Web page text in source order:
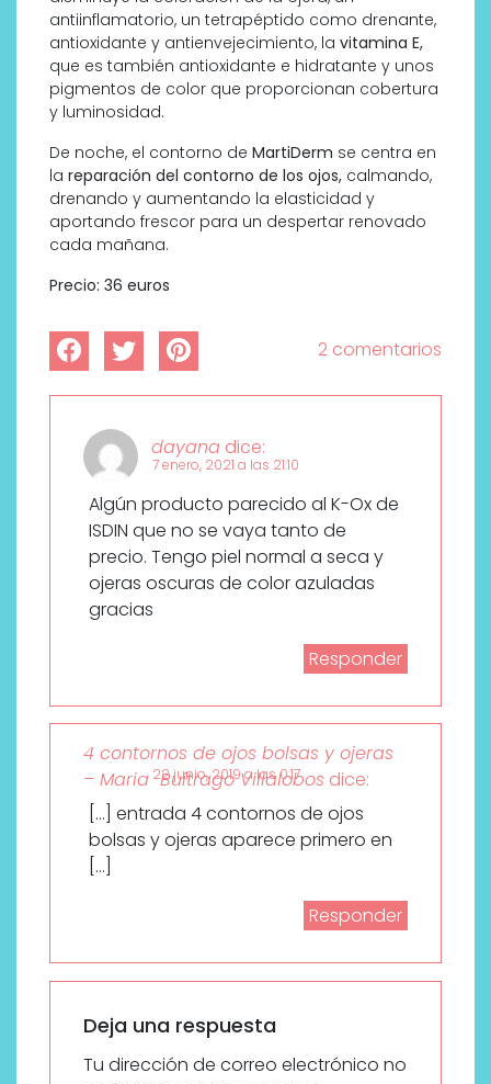
antiinflamatorio, un tetrapéptido como drenante,
antioxidante y antienvejecimiento, la vitamina E,
que es también antioxidante e hidratante y unos
pigmentos de color que proporcionan cobertura
y luminosidad.
De noche, el contorno de MartiDerm se centra en
la reparación del contorno de los ojos, calmando,
drenando y aumentando la elasticidad y
aportando frescor para un despertar renovado
cada mañana.
Precio: 36 euros
2 comentarios
dayana dice:
7 enero, 2021 a las 21:10
Algún producto parecido al K-Ox de
ISDIN que no se vaya tanto de
precio. Tengo piel normal a seca y
ojeras oscuras de color azuladas
gracias
Responder
4 contornos de ojos bolsas y ojeras
– Maria Buitrago Villalobos dice:
22 junio, 2019 a las 0:17
[…] entrada 4 contornos de ojos
bolsas y ojeras aparece primero en
[…]
Responder
Deja una respuesta
Tu dirección de correo electrónico no